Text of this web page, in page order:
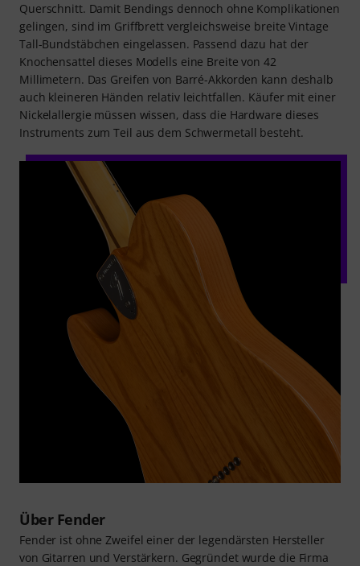
Querschnitt. Damit Bendings dennoch ohne Komplikationen
gelingen, sind im Griffbrett vergleichsweise breite Vintage
Tall-Bundstäbchen eingelassen. Passend dazu hat der
Knochensattel dieses Modells eine Breite von 42
Millimetern. Das Greifen von Barré-Akkorden kann deshalb
auch kleineren Händen relativ leichtfallen. Käufer mit einer
Nickelallergie müssen wissen, dass die Hardware dieses
Instruments zum Teil aus dem Schwermetall besteht.
Über Fender
Fender ist ohne Zweifel einer der legendärsten Hersteller
von Gitarren und Verstärkern. Gegründet wurde die Firma